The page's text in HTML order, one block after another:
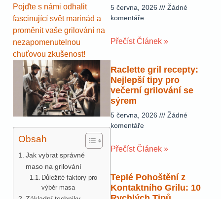
Pojďte s námi odhalit
fascinující svět marinád a
proměnit vaše grilování na
nezapomenutelnou
chuťovou zkušenost!
Obsah
Jak vybrat správné
maso na grilování
Důležité faktory pro
výběr masa
5 června, 2026
Žádné
komentáře
Přečíst Článek »
Raclette gril recepty:
Nejlepší tipy pro
večerní grilování se
sýrem
5 června, 2026
Žádné
komentáře
Přečíst Článek »
Teplé Pohoštění z
Kontaktního Grilu: 10